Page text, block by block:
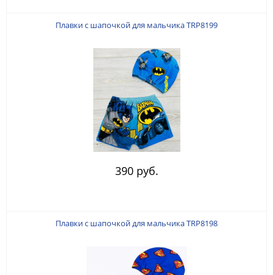
Плавки с шапочкой для мальчика TRP8199
390 руб.
Плавки с шапочкой для мальчика TRP8198